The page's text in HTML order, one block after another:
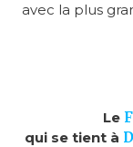
avec la plus
Le
qui se tient à